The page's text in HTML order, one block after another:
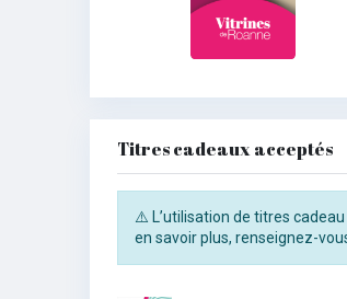
Titres cadeaux acceptés
⚠️ L’utilisation de titres
en savoir plus, renseignez-